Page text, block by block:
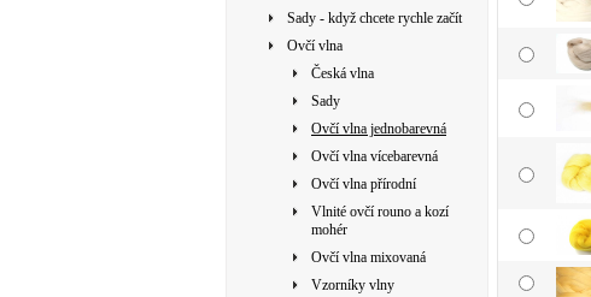
Sady - když chcete rychle začít
Ovčí vlna
Česká vlna
Sady
Ovčí vlna jednobarevná
Ovčí vlna vícebarevná
Ovčí vlna přírodní
Vlnité ovčí rouno a kozí
mohér
Ovčí vlna mixovaná
Vzorníky vlny